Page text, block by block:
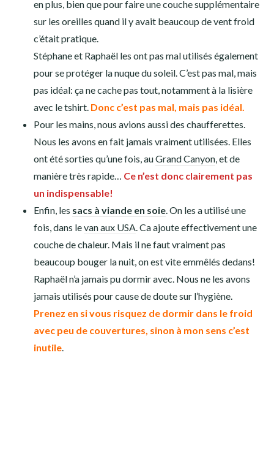
quand on était au
Chimborazo
notre road trip en
, nous avions ce qu’il fallait.
Legging technique: utilisé surtout dans le van, quand il
faisait froid la nuit. Pareil au Chimborazo, les nuits
étaient froides donc on les a utilisés à ce moment là.On
conseille dans avoir si vous risquez de dormir dans
des lieux froids.
Côté bonnets, Steph avait un bonnet en laine, Raphaël
et moi des bonnets Décathlon enmérinos. Les nôtres
étaient vraiment pas mal, avec un gros avantage: léger
et qui prend pas de place. Mais ne convient pas à tout le
monde, il ne faut pas avoir une trop grosse tête!!On
conseille donc ces bonnets, mais essayez les
d’abord.
On avait également desgants mitaines coupe ventet
dessous gants en soie. Ultra utile!! On a parfois utilisé
juste les mitaines, ou juste les sous gants, ou les deux en
même temps!Le top du top quand on se balade
dans le froid.
Concernant les